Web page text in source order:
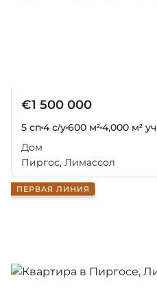
€1 500 000
5 сп4 с/у600 м²4,000 м² уч
Дом
Пиргос, Лимассол
ПЕРВАЯ ЛИНИЯ